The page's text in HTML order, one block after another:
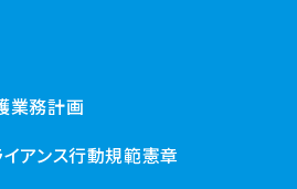
業務計画
イアンス行動規範憲章